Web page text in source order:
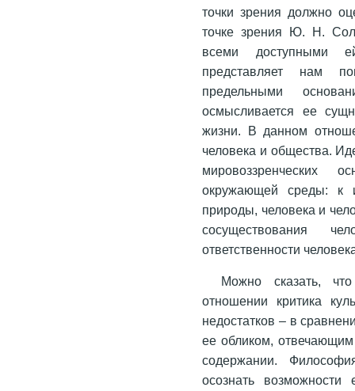
точки зрения должно
точке зрения Ю. Н.
всеми доступными
представляет нам
предельными
осмысливается ее
жизни. В данном
человека и общества.
мировоззренческих
окружающей среды: к
природы, человека и
сосуществования
ответственности
Можно сказать,
отношении критика
недостатков – в
ее обликом,
содержании.
осознать возможности